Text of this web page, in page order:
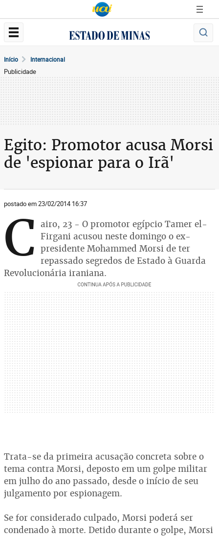
Início Internacional
Publicidade
Egito: Promotor acusa Morsi
de 'espionar para o Irã'
postado em 23/02/2014 16:37
C airo, 23 - O promotor egípcio Tamer el-
Firgani acusou neste domingo o ex-
presidente Mohammed Morsi de ter
repassado segredos de Estado à Guarda
Revolucionária iraniana.
Trata-se da primeira acusação concreta sobre o
tema contra Morsi, deposto em um golpe militar
em julho do ano passado, desde o início de seu
julgamento por espionagem.
Se for considerado culpado, Morsi poderá ser
condenado à morte. Detido durante o golpe, Morsi